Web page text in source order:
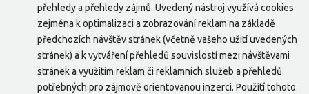
přehledy a přehledy zájmů. Uvedený nástroj využívá cookies
zejména k optimalizaci a zobrazování reklam na základě
předchozích návštěv stránek (včetně vašeho užití uvedených
stránek) a k vytváření přehledů souvislostí mezi návštěvami
stránek a využitím reklam či reklamních služeb a přehledů
potřebných pro zájmově orientovanou inzerci. Použití tohoto